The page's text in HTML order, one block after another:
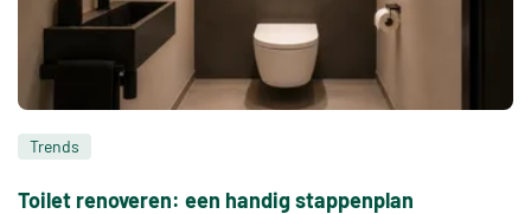
Trends
Toilet renoveren: een handig stappenplan